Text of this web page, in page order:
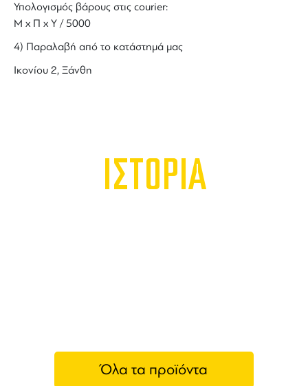
Υπολογισμός βάρους στις courier:
Μ x Π x Y / 5000
4) Παραλαβή από το κατάστημά μας
Ικονίου 2, Ξάνθη
ΙΣΤΟΡΙΑ
Όλα τα προϊόντα